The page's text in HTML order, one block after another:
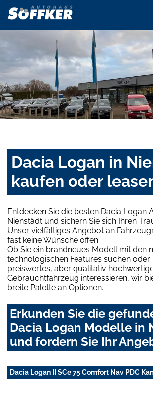
Dacia Logan in
kaufen oder
Entdecken Sie die besten Dacia Logan
Nienstädt und sichern Sie sich Ihren
Unser vielfältiges Angebot an
fast keine Wünsche offen.
Ob Sie ein brandneues Modell mit den
technologischen Features suchen oder
preiswertes, aber qualitativ
Gebrauchtfahrzeug interessieren, wir
breite Palette an Optionen.
Erkunden Sie die
Dacia Logan Modelle in
und fordern Sie Ihr
Dacia Logan II SCe 75 Comfort Nav PDC